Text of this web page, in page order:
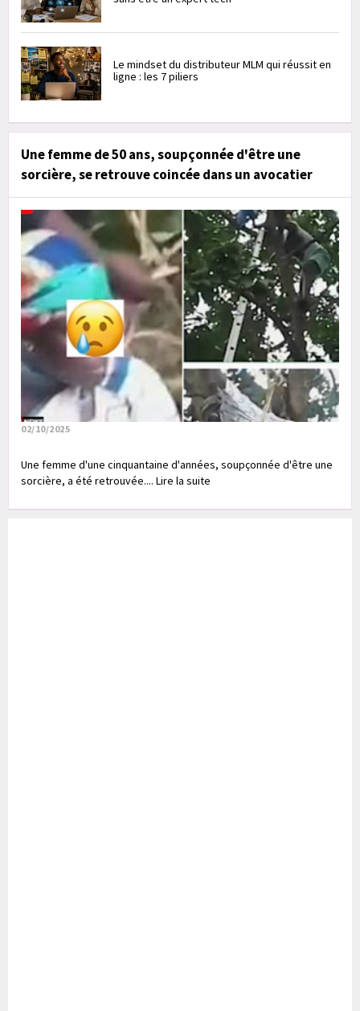
Le mindset du distributeur MLM qui réussit en
ligne : les 7 piliers
Une femme de 50 ans, soupçonnée d'être une
sorcière, se retrouve coincée dans un avocatier
02/10/2025
Une femme d'une cinquantaine d'années, soupçonnée d'être une
sorcière, a été retrouvée.... Lire la suite